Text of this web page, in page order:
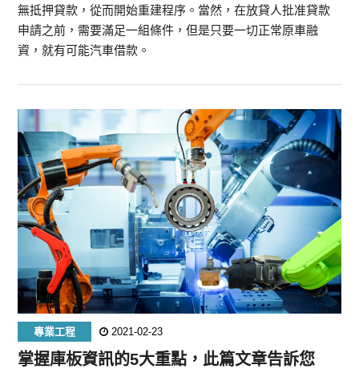
無抵押貸款，從而開始重建程序。當然，在放貸人批准貸款
申請之前，需要滿足一組條件，但是只要一切正常原車融
資，就有可能汽車借款。
專業工程 2021-02-23
掌握庫板資訊的5大重點，此篇文章告訴您